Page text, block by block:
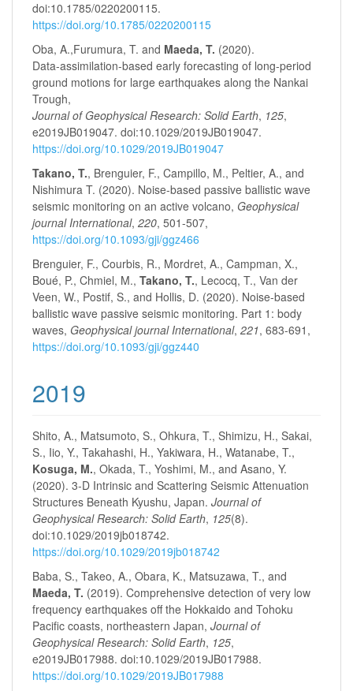
doi:10.1785/0220200115.
https://doi.org/10.1785/0220200115
Oba, A.,Furumura, T. and Maeda, T. (2020).
Data-assimilation-based early forecasting of long-period
ground motions for large earthquakes along the Nankai
Trough,
Journal of Geophysical Research: Solid Earth, 125,
e2019JB019047. doi:10.1029/2019JB019047.
https://doi.org/10.1029/2019JB019047
Takano, T., Brenguier, F., Campillo, M., Peltier, A., and
Nishimura T. (2020). Noise-based passive ballistic wave
seismic monitoring on an active volcano, Geophysical
journal International, 220, 501-507,
https://doi.org/10.1093/gji/ggz466
Brenguier, F., Courbis, R., Mordret, A., Campman, X.,
Boué, P., Chmiel, M., Takano, T., Lecocq, T., Van der
Veen, W., Postif, S., and Hollis, D. (2020). Noise-based
ballistic wave passive seismic monitoring. Part 1: body
waves, Geophysical journal International, 221, 683-691,
https://doi.org/10.1093/gji/ggz440
2019
Shito, A., Matsumoto, S., Ohkura, T., Shimizu, H., Sakai,
S., Iio, Y., Takahashi, H., Yakiwara, H., Watanabe, T.,
Kosuga, M., Okada, T., Yoshimi, M., and Asano, Y.
(2020). 3‐D Intrinsic and Scattering Seismic Attenuation
Structures Beneath Kyushu, Japan. Journal of
Geophysical Research: Solid Earth, 125(8).
doi:10.1029/2019jb018742.
https://doi.org/10.1029/2019jb018742
Baba, S., Takeo, A., Obara, K., Matsuzawa, T., and
Maeda, T. (2019). Comprehensive detection of very low
frequency earthquakes off the Hokkaido and Tohoku
Pacific coasts, northeastern Japan, Journal of
Geophysical Research: Solid Earth, 125,
e2019JB017988. doi:10.1029/2019JB017988.
https://doi.org/10.1029/2019JB017988